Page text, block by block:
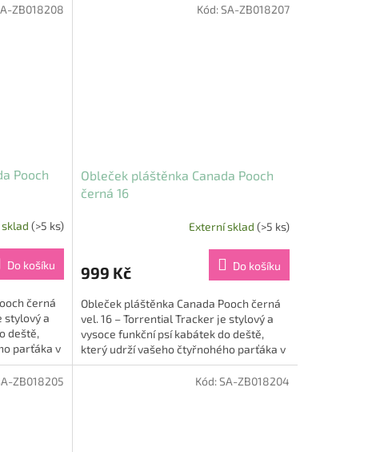
Pooch
(>5 ks)
Do košíku
černá
stylový a
deště,
parťáka v
ZB018208
Obleček pláštěnka Canada Pooch
černá 16
Externí sklad (>5 ks)
999 Kč Do košíku
Obleček pláštěnka Canada Pooch černá
vel. 16 – Torrential Tracker je stylový a
vysoce funkční psí kabátek do deště,
který udrží vašeho čtyřnohého parťáka v
suchu, pohodlí a...
Kód:SA-ZB018207
ZB018205 Kód:SA-ZB018204